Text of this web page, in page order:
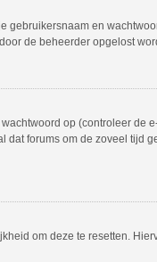
en
de beheerder opgelost
op (controleer
forums om de zoveel
om deze te resetten.